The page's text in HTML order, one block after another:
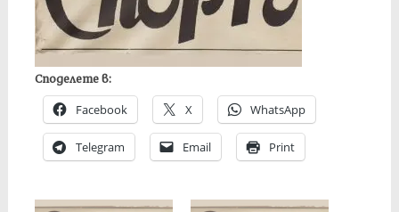
Споделете в:
Facebook X WhatsApp
Telegram Email Print